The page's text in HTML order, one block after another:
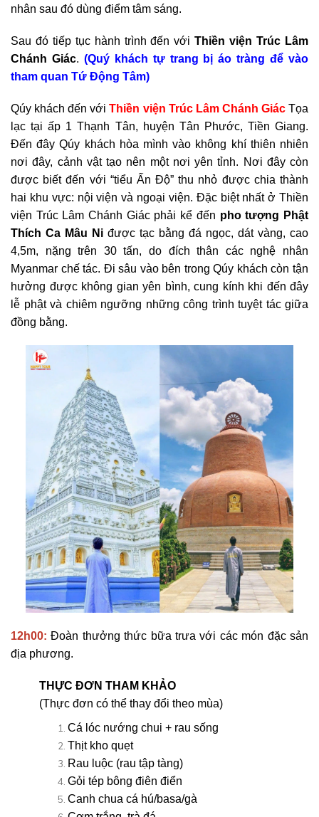
nhân sau đó dùng điểm tâm sáng.
Sau đó tiếp tục hành trình đến vớiThiền viện Trúc Lâm
Chánh Giác. (Quý khách tự trang bị áo tràng để vào
tham quan Tứ Động Tâm)
Qúy khách đến vớiThiền viện Trúc Lâm Chánh GiácTọa
lạc tại ấp 1 Thạnh Tân, huyện Tân Phước, Tiền Giang.
Đến đây Qúy khách hòa mình vào không khí thiên nhiên
nơi đây, cảnh vật tạo nên một nơi yên tỉnh. Nơi đây còn
được biết đến với “tiểu Ấn Độ” thu nhỏ được chia thành
hai khu vực: nội viện và ngoại viện. Đặc biệt nhất ở Thiền
viện Trúc Lâm Chánh Giác phải kể đến pho tượng Phật
Thích Ca Mâu Ni được tạc bằng đá ngọc, dát vàng, cao
4,5m, nặng trên 30 tấn, do đích thân các nghệ nhân
Myanmar chế tác. Đi sâu vào bên trong Qúy khách còn tận
hưởng được không gian yên bình, cung kính khi đến đây
lễ phật và chiêm ngưỡng những công trình tuyệt tác giữa
đồng bằng.
12h00:Đoàn thưởng thức bữa trưa với các món đặc sản
địa phương.
THỰC ĐƠN THAM KHẢO
(Thực đơn có thể thay đổi theo mùa)
Cá lóc nướng chui + rau sống
Thịt kho quẹt
Rau luộc (rau tập tàng)
Gỏi tép bông điên điển
Canh chua cá hú/basa/gà